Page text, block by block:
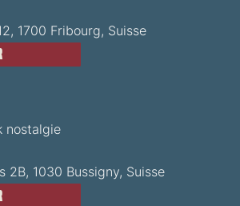
1700 Fribourg, Suisse
nostalgie
2B, 1030 Bussigny, Suisse